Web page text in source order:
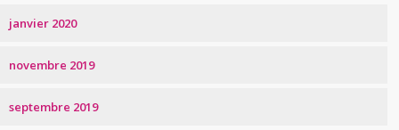
janvier 2020
novembre 2019
septembre 2019